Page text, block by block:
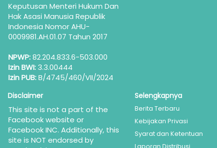
Keputusan Menteri Hukum Dan
Hak Asasi Manusia Republik
Indonesia Nomor AHU-
0009981.AH.01.07 Tahun 2017
NPWP: 82.204.833.6-503.000
Izin BWI: 3.3.00444
Izin PUB: B/4745/460/VII/2024
Disclaimer
This site is not a part of the
Facebook website or
Facebook INC. Additionally, this
site is NOT endorsed by
Selengkapnya
Berita Terbaru
Kebijakan Privasi
Syarat dan Ketentuan